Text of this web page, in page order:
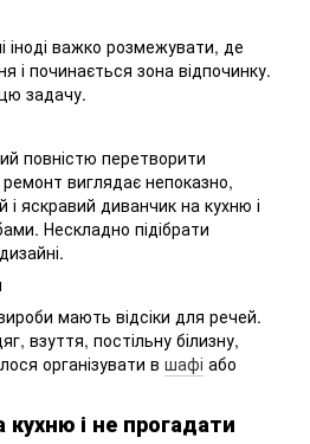
іноді важко розмежувати, де
і починається зона відпочинку.
задачу.
повністю перетворити
виглядає непоказно,
яскравий диванчик на кухню і
Нескладно підібрати
мають відсіки для речей.
взуття, постільну білизну,
організувати в шафі або
і не прогадати